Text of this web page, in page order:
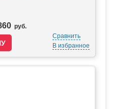
руб.
Сравнить
В избранное